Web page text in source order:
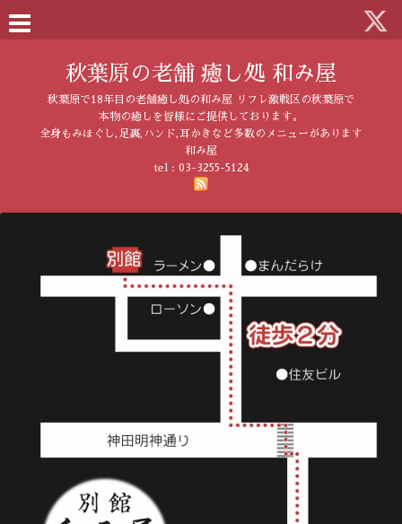
秋葉原の老舗 癒し処 和み屋
秋葉原で18年目の老舗癒し処の和み屋 リフレ激戦区の秋葉原で
本物の癒しを皆様にご提供しております。
全身もみほぐし,足裏,ハンド,耳かきなど多数のメニューがあります
和み屋
tel : 03-3255-5124